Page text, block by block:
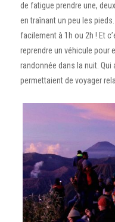
de fatigue prendre une,
en traînant un peu les
facilement à 1h ou 2h ! Et
reprendre un véhicule pour
randonnée dans la nuit.
permettaient de voyager